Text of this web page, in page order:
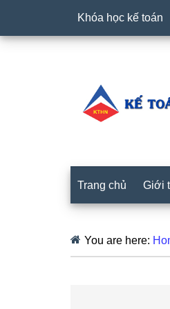
Khóa học kế toán
Trang chủ Giới
You are here: